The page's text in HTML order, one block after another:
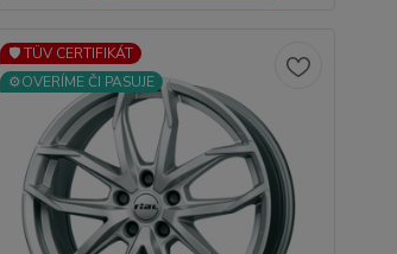
🛡️ TÜV CERTIFIKÁT
⚙️OVERÍME ČI PASUJE